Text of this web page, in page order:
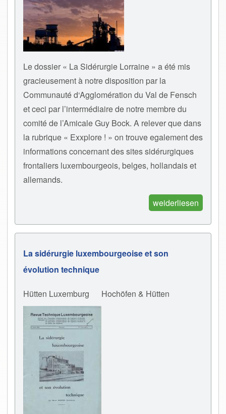
Le dossier « La Sidérurgie Lorraine » a été mis
gracieusement à notre disposition par la
Communauté d‘Agglomération du Val de Fensch
et ceci par l’intermédiaire de notre membre du
comité de l’Amicale Guy Bock. A relever que dans
la rubrique « Exxplore ! » on trouve egalement des
informations concernant des sites sidérurgiques
frontaliers luxembourgeois, belges, hollandais et
allemands.
weiderliesen
La sidérurgie luxembourgeoise et son
évolution technique
Hütten Luxemburg Hochöfen & Hütten